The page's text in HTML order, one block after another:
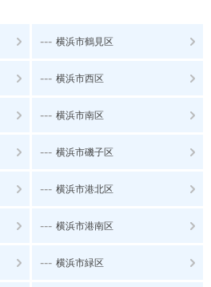
--- 横浜市鶴見区
--- 横浜市西区
--- 横浜市南区
--- 横浜市磯子区
--- 横浜市港北区
--- 横浜市港南区
--- 横浜市緑区